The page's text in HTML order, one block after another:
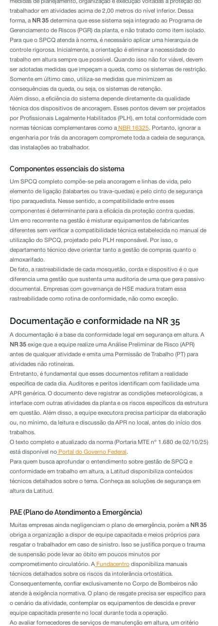
medidas de planejamento, organização e execução voltadas à proteção do
trabalhador em atividades acima de 2,00 metros do nível inferior. Dessa
forma, a NR 35 determina que esse sistema seja integrado ao Programa de
Gerenciamento de Riscos (PGR) da planta, e não tratado como item isolado.
Para que o SPCQ atenda à norma, é necessário aplicar uma hierarquia de
controle rigorosa. Inicialmente, a orientação é eliminar a necessidade do
trabalho em altura sempre que possível. Quando isso não for viável, devem
ser adotadas medidas que impeçam a queda, como os sistemas de restrição.
Somente em último caso, utiliza-se medidas que minimizem as
consequências da queda, ou seja, os sistemas de retenção.
Além disso, a eficiência do sistema depende diretamente da qualidade
técnica dos dispositivos de ancoragem. Esses pontos devem ser projetados
por Profissionais Legalmente Habilitados (PLH), em total conformidade com
normas técnicas complementares como a NBR 16325. Portanto, ignorar a
engenharia por trás da ancoragem compromete toda a cadeia de segurança,
das instalações ao trabalhador.
Componentes essenciais do sistema
Um SPCQ completo compõe-se pela ancoragem e linhas de vida, pelo
elemento de ligação (talabartes ou trava-quedas) e pelo cinto de segurança
tipo paraquedista. Nesse sentido, a compatibilidade entre esses
componentes é determinante para a eficácia da proteção contra quedas.
Um erro recorrente na gestão é misturar equipamentos de fabricantes
diferentes sem verificar a compatibilidade técnica estabelecida no manual de
utilização do SPCQ, projetado pelo PLH responsável. Por isso, o
departamento técnico deve orientar tanto a gestão de compras quanto o
almoxarifado.
De fato, a rastreabilidade de cada mosquetão, corda e dispositivo é o que
diferencia uma gestão que sustenta uma auditoria de uma que gera passivo
documental. Empresas com governança de HSE madura tratam essa
rastreabilidade como rotina de conformidade, não como exceção.
Documentação e conformidade na NR 35
A documentação é a base da conformidade legal em segurança em altura. A
NR 35 exige que a equipe realize uma Análise Preliminar de Risco (APR)
antes de qualquer atividade e emita uma Permissão de Trabalho (PT) para
atividades não rotineiras.
Entretanto, é fundamental que esses documentos reflitam a realidade
específica de cada dia. Auditores e peritos identificam com facilidade uma
APR genérica. O documento deve registrar as condições meteorológicas, a
interface com outras atividades da planta e os riscos específicos da estrutura
em questão. Além disso, a equipe executora precisa participar da elaboração
ou, no mínimo, da leitura e discussão da APR no local, antes do início dos
trabalhos.
O texto completo e atualizado da norma (Portaria MTE nº 1.680 de 02/10/25)
está disponível no Portal do Governo Federal .
Para quem busca aprofundar o entendimento sobre gestão de SPCQ e
conformidade em trabalho em altura, a Latitud disponibiliza conteúdos
técnicos detalhados sobre o tema. Conheça as soluções de segurança em
altura da Latitud.
PAE (Plano de Atendimento a Emergência)
Muitas empresas ainda negligenciam o plano de emergência, porém a NR 35
obriga a organização a dispor de equipe capacitada e meios próprios para
resgatar o trabalhador em caso de sinistro. Isso se justifica porque o trauma
de suspensão pode levar ao óbito em poucos minutos por
comprometimento circulatório. A Fundacentro disponibiliza manuais
técnicos detalhados sobre os riscos da intolerância ortostática.
Consequentemente, confiar exclusivamente no Corpo de Bombeiros não
atende à exigência normativa. O plano de resgate precisa ser específico para
o cenário da atividade, contemplar os equipamentos de descida e prever
equipe capacitada presente no local durante toda a operação.
Ao avaliar fornecedores de serviços de manutenção em altura, um critério